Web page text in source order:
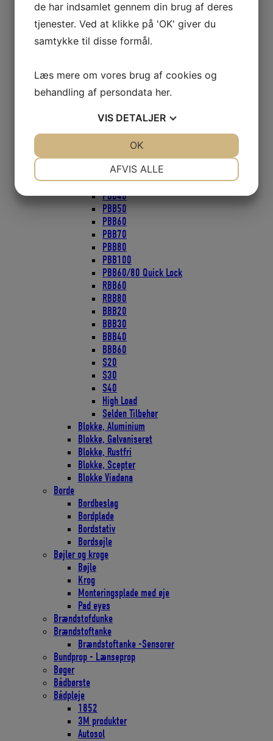
Wire Blokke 51mm
ZIRCON Blokke
ZIRCON Blokke 40mm
ZIRCON Blokke 57mm
Blokke serie 30
Blokke serie 40
Faldudtag til wire eller tov
Gennemførings Blokke
Mini Blokke
Nylon hjul
Blokke Seldén
PBB16 PBB20
PBB40
PBB50
PBB60
PBB70
PBB80
PBB100
PBB60/80 Quick Lock
RBB60
RBB80
BBB20
BBB30
BBB40
BBB60
S20
S30
S40
High Load
Selden Tilbehør
Blokke, Aluminium
Blokke, Galvaniseret
Blokke, Rustfri
Blokke, Scepter
Blokke Viadana
Borde
Bordbeslag
Bordplade
Bordstativ
Bordsøjle
Bøjler og kroge
Bøjle
Krog
Monteringsplade med øje
Pad eyes
Brændstofdunke
Brændstoftanke
Brændstoftanke -Sensorer
Bundprop - Lænseprop
Bøger
Bådbørste
Bådpleje
1852
3M produkter
Autosol
de har indsamlet gennem din brug af deres
tjenester. Ved at klikke på 'OK' giver du
samtykke til disse formål.
Læs mere om vores brug af cookies og
behandling af persondata her.
VIS DETALJER
MARKETING
AFVIS ALLE
OK